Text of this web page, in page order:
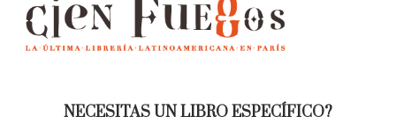
NECESITAS UN LIBRO ESPECÍFICO?